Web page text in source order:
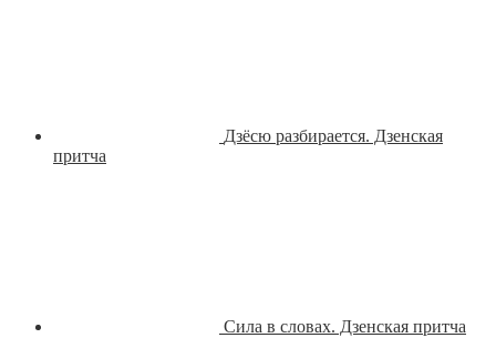
Дзёсю разбирается. Дзенская
притча
Сила в словах. Дзенская притча